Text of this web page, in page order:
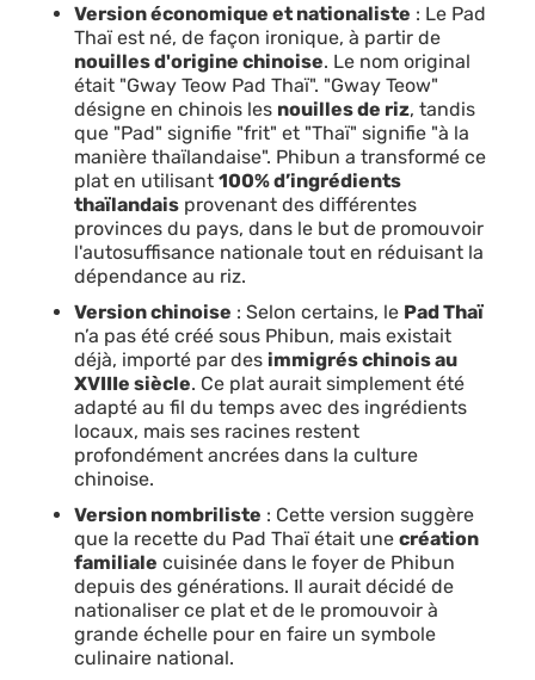
Version économique et nationaliste : Le Pad
Thaï est né, de façon ironique, à partir de
nouilles d'origine chinoise. Le nom original
était "Gway Teow Pad Thaï". "Gway Teow"
désigne en chinois les nouilles de riz, tandis
que "Pad" signifie "frit" et "Thaï" signifie "à la
manière thaïlandaise". Phibun a transformé ce
plat en utilisant100% d’ingrédients
thaïlandais provenant des différentes
provinces du pays, dans le but de promouvoir
l'autosuffisance nationale tout en réduisant la
dépendance au riz.
Version chinoise : Selon certains, le Pad Thaï
n’a pas été créé sous Phibun, mais existait
déjà, importé par des immigrés chinois au
XVIIIe siècle. Ce plat aurait simplement été
adapté au fil du temps avec des ingrédients
locaux, mais ses racines restent
profondément ancrées dans la culture
chinoise.
Version nombriliste : Cette version suggère
que la recette du Pad Thaï était unecréation
familiale cuisinée dans le foyer de Phibun
depuis des générations. Il aurait décidé de
nationaliser ce plat et de le promouvoir à
grande échelle pour en faire un symbole
culinaire national.